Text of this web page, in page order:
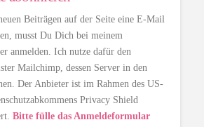
Beiträgen auf der Seite eine E-Mail
musst Du Dich bei meinem
anmelden. Ich nutze dafür den
Mailchimp, dessen Server in den
Der Anbieter ist im Rahmen des US-
Privacy Shield
Bitte fülle das Anmeldeformular